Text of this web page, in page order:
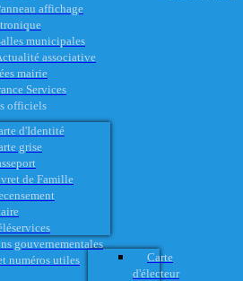
affichage
municipales
associative
mairie
Services
officiels
d'Identité
grise
de Famille
gouvernementales
numéros utiles
Carte
d'électeur